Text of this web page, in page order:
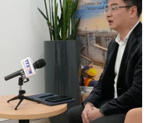
19, Campuchia
y tế
tại Lào là 11 người trong khi
ca nhiễm virus SARS-CoV-